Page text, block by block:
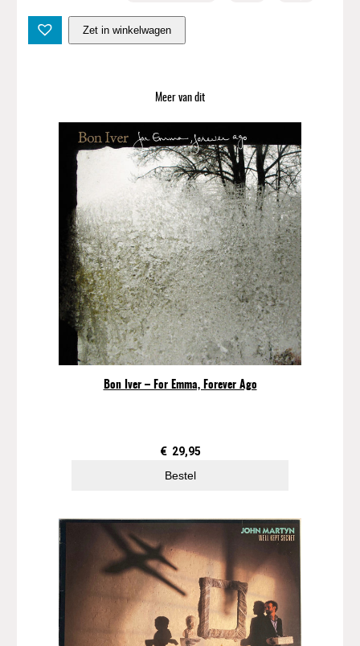
a
a
r
t
a
–
L
o
r
d
o
f
t
h
e
a
a
l
Zet in winkelwagen
Meer van dit
Bon Iver – For Emma, Forever Ago
€ 29,95
Bestel